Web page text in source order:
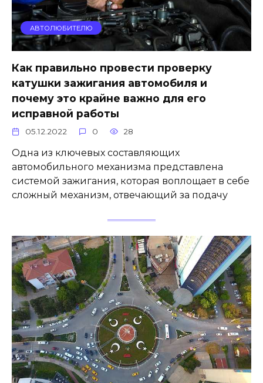
АВТОЛЮБИТЕЛЮ
Как правильно провести проверку
катушки зажигания автомобиля и
почему это крайне важно для его
исправной работы
05.12.2022 0 28
Одна из ключевых составляющих
автомобильного механизма представлена
системой зажигания, которая воплощает в себе
сложный механизм, отвечающий за подачу